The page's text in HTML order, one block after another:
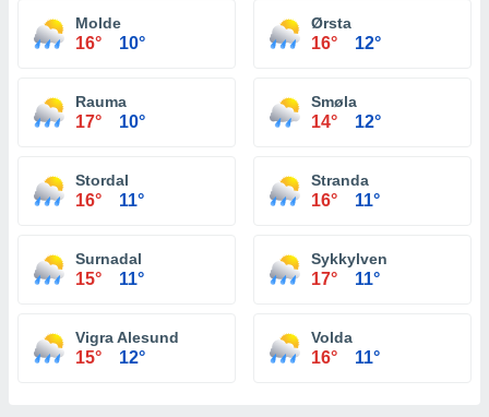
Molde
16° 10°
Ørsta
16° 12°
Rauma
17° 10°
Smøla
14° 12°
Stordal
16° 11°
Stranda
16° 11°
Surnadal
15° 11°
Sykkylven
17° 11°
Vigra Alesund
15° 12°
Volda
16° 11°